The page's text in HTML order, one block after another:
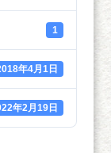
1
年4月1日
年2月19日